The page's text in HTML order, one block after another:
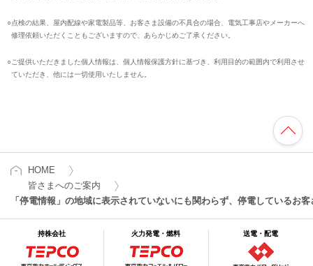
○点検の結果、屋内配線や家電製品等、お客さま設備の不具合の場合、電気工事店やメーカーへ
修理依頼いただくこともございますので、あらかじめご了承ください。
○ ご提供いただきました個人情報は、個人情報保護方針に基づき、利用目的の範囲内で利用させ
ていただき、他には一切使用いたしません。
HOME
皆さまへのご案内
「停電情報」の地域に表示されていないにも関わらず、停電しているお
持株会社 火力発電・燃料 送電・配電